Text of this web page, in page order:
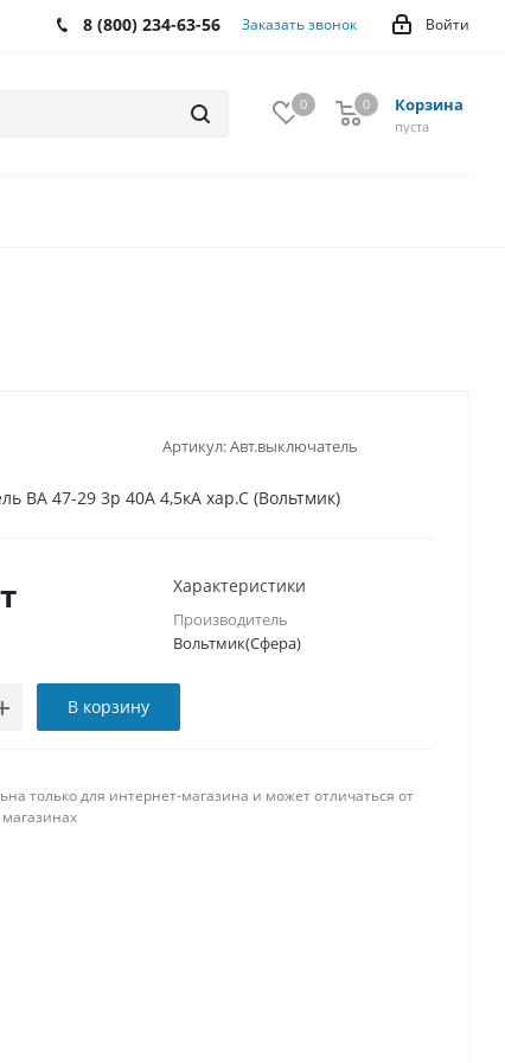
Войти
8 (800) 234-63-56 Заказать звонок
0 Корзина
0
пуста
0
Артикул:Авт.выключатель
ВА 47-29 3р 40А 4,5кА хар.С (Вольтмик)
В корзину
Характеристики
Производитель
Вольтмик(Сфера)
только для интернет-магазина и может отличаться от